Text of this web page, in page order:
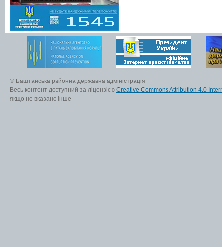
© Баштанська районна державна адміністрація
Весь контент доступний за ліцензією Creative Commons Attribution 4.0
якщо не вказано інше